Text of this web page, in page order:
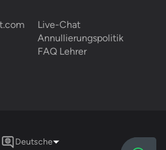
Live-Chat
Annullierungspolitik
FAQ Lehrer
Deutsche